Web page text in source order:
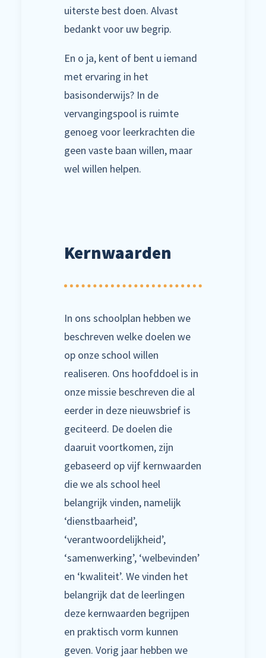
uiterste best doen. Alvast
bedankt voor uw begrip.
En o ja, kent of bent u iemand
met ervaring in het
basisonderwijs? In de
vervangingspool is ruimte
genoeg voor leerkrachten die
geen vaste baan willen, maar
wel willen helpen.
Kernwaarden
In ons schoolplan hebben we
beschreven welke doelen we
op onze school willen
realiseren. Ons hoofddoel is in
onze missie beschreven die al
eerder in deze nieuwsbrief is
geciteerd. De doelen die
daaruit voortkomen, zijn
gebaseerd op vijf kernwaarden
die we als school heel
belangrijk vinden, namelijk
‘dienstbaarheid’,
‘verantwoordelijkheid’,
‘samenwerking’, ‘welbevinden’
en ‘kwaliteit’. We vinden het
belangrijk dat de leerlingen
deze kernwaarden begrijpen
en praktisch vorm kunnen
geven. Vorig jaar hebben we